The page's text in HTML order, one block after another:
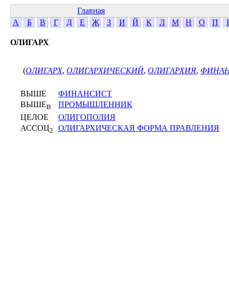
Главная
А
Б В Г Д Е Ж З И Й К Л М Н О П
ОЛИГАРХ
(ОЛИГАРХ, ОЛИГАРХИЧЕСКИЙ, ОЛИГАРХИЯ,
ВЫШЕ
ФИНАНСИСТ
ВЫШЕВ
ПРОМЫШЛЕННИК
ЦЕЛОЕ
ОЛИГОПОЛИЯ
АССОЦ2 ОЛИГАРХИЧЕСКАЯ ФОРМА ПРАВЛЕНИЯ